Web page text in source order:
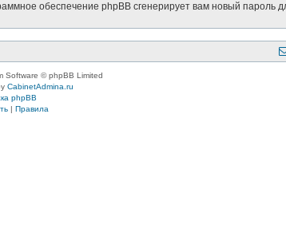
обеспечение phpBB сгенерирует вам новый пароль
Software © phpBB Limited
CabinetAdmina.ru
phpBB
| Правила